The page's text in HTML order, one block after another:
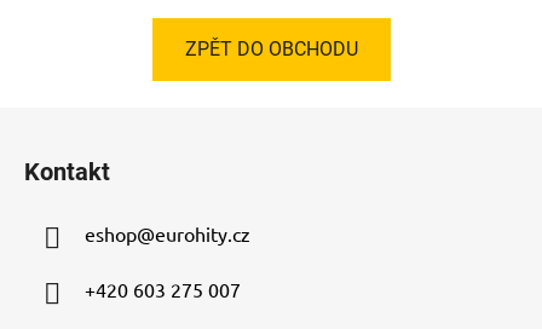
ZPĚT DO OBCHODU
Kontakt
eshop@eurohity.cz
+420 603 275 007